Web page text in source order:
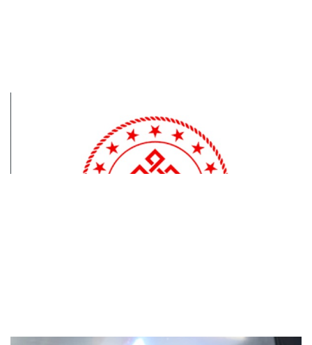
Yayladağı İlçe Halk Kütüphanesi yeni hizmet
binasına kavuştu